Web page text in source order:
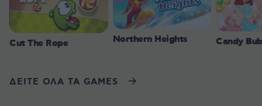
Cut The Rope Northern Heights Candy
ΔΕΙΤΕ ΟΛΑ ΤΑ GAMES